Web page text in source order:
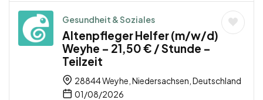
Gesundheit & Soziales
Altenpfleger Helfer (m/w/d)
Weyhe – 21,50 € / Stunde –
Teilzeit
28844 Weyhe, Niedersachsen, Deutschland
01/08/2026